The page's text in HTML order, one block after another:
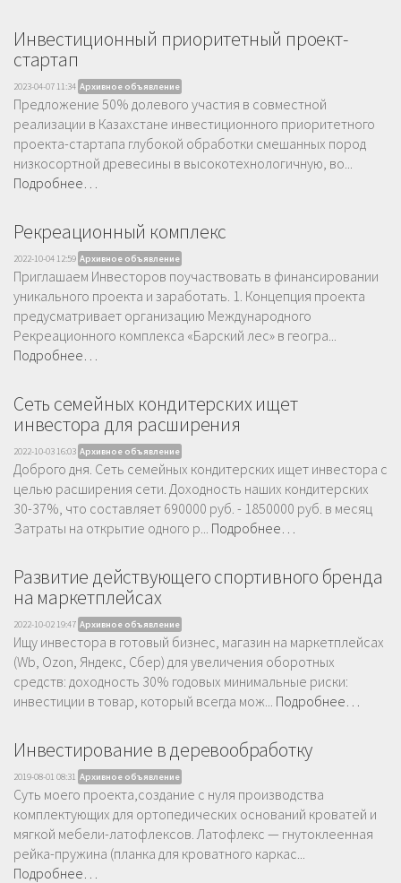
Инвестиционный приоритетный проект-
стартап
2023-04-07 11:34 Архивное объявление
Предложение 50% долевого участия в совместной
реализации в Казахстане инвестиционного приоритетного
проекта-стартапа глубокой обработки смешанных пород
низкосортной древесины в высокотехнологичную, во...
Подробнее…
Рекреационный комплекс
2022-10-04 12:59 Архивное объявление
Приглашаем Инвесторов поучаствовать в финансировании
уникального проекта и заработать. 1. Концепция проекта
предусматривает организацию Международного
Рекреационного комплекса «Барский лес» в геогра...
Подробнее…
Сеть семейных кондитерских ищет
инвестора для расширения
2022-10-03 16:03 Архивное объявление
Доброго дня. Сеть семейных кондитерских ищет инвестора с
целью расширения сети. Доходность наших кондитерских
30-37%, что составляет 690000 руб. - 1850000 руб. в месяц
Затраты на открытие одного р... Подробнее…
Развитие действующего спортивного бренда
на маркетплейсах
2022-10-02 19:47 Архивное объявление
Ищу инвестора в готовый бизнес, магазин на маркетплейсах
(Wb, Ozon, Яндекс, Сбер) для увеличения оборотных
средств: доходность 30% годовых минимальные риски:
инвестиции в товар, который всегда мож... Подробнее…
Инвестирование в деревообработку
2019-08-01 08:31 Архивное объявление
Суть моего проекта,создание с нуля производства
комплектующих для ортопедических оснований кроватей и
мягкой мебели-латофлексов. Латофлекс — гнутоклеенная
рейка-пружина (планка для кроватного каркас...
Подробнее…